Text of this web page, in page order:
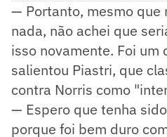
— Portanto, mesmo que
nada, não achei que
isso novamente. Foi
salientou Piastri, que
contra Norris como
— Espero que tenha
porque foi bem duro